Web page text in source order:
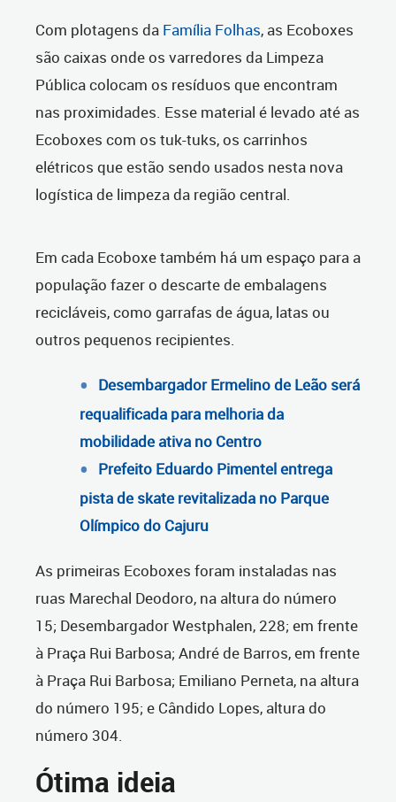
Com plotagens da Família Folhas, as Ecoboxes
são caixas onde os varredores da Limpeza
Pública colocam os resíduos que encontram
nas proximidades. Esse material é levado até as
Ecoboxes com os tuk-tuks, os carrinhos
elétricos que estão sendo usados nesta nova
logística de limpeza da região central.
Em cada Ecoboxe também há um espaço para a
população fazer o descarte de embalagens
recicláveis, como garrafas de água, latas ou
outros pequenos recipientes.
Desembargador Ermelino de Leão será
requalificada para melhoria da
mobilidade ativa no Centro
Prefeito Eduardo Pimentel entrega
pista de skate revitalizada no Parque
Olímpico do Cajuru
As primeiras Ecoboxes foram instaladas nas
ruas Marechal Deodoro, na altura do número
15; Desembargador Westphalen, 228; em frente
à Praça Rui Barbosa; André de Barros, em frente
à Praça Rui Barbosa; Emiliano Perneta, na altura
do número 195; e Cândido Lopes, altura do
número 304.
Ótima ideia